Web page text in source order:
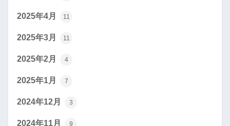
2025年4月 11
2025年3月 11
2025年2月 4
2025年1月 7
2024年12月 3
2024年11月 9